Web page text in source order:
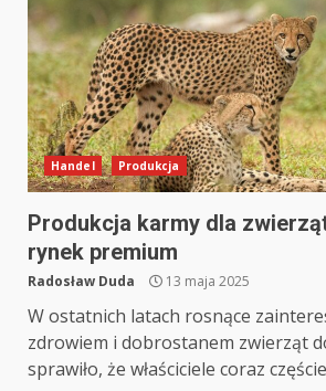
Handel Produkcja
Produkcja karmy dla
rynek premium
Radosław Duda 13 maja 2025
W ostatnich latach rosnące
zdrowiem i dobrostanem zwierząt
sprawiło, że właściciele coraz